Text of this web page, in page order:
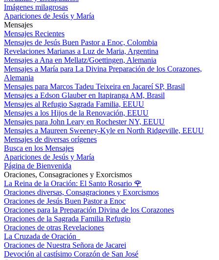
Imágenes milagrosas
Apariciones de Jesús y María
Mensajes
Mensajes Recientes
Mensajes de Jesús Buen Pastor a Enoc, Colombia
Revelaciones Marianas a Luz de Maria, Argentina
Mensajes a Ana en Mellatz/Goettingen, Alemania
Mensajes a María para La Divina Preparación de los Corazones,
Alemania
Mensajes para Marcos Tadeu Teixeira en Jacareí SP, Brasil
Mensajes a Edson Glauber en Itapiranga AM, Brasil
Mensajes al Refugio Sagrada Familia, EEUU
Mensajes a los Hijos de la Renovación, EEUU
Mensajes para John Leary en Rochester NY, EEUU
Mensajes a Maureen Sweeney-Kyle en North Ridgeville, EEUU
Mensajes de diversas orígenes
Busca en los Mensajes
Apariciones de Jesús y María
Página de Bienvenida
Oraciones, Consagraciones y Exorcismos
La Reina de la Oración: El Santo Rosario 🌹
Oraciones diversas, Consagraciones y Exorcismos
Oraciones de Jesús Buen Pastor a Enoc
Oraciones para la Preparación Divina de los Corazones
Oraciones de la Sagrada Familia Refugio
Oraciones de otras Revelaciones
La Cruzada de Oración
Oraciones de Nuestra Señora de Jacarei
Devoción al castísimo Corazón de San José